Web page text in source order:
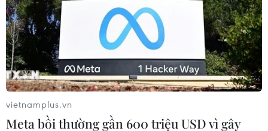
#Thái Lan #Hàng không
#PC Air
#Ngừng hoạt động
#Chuyển giới
Theo dõi VietnamPlus
vietnamplus.vn
Meta bồi thường gần 600 triệu USD vì gây